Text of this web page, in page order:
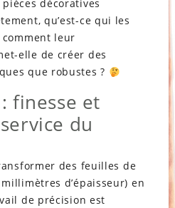
décoratives
qu’est-ce qui les
leur
elle de créer des
que robustes ?
finesse et
du
des feuilles de
d’épaisseur) en
de précision est